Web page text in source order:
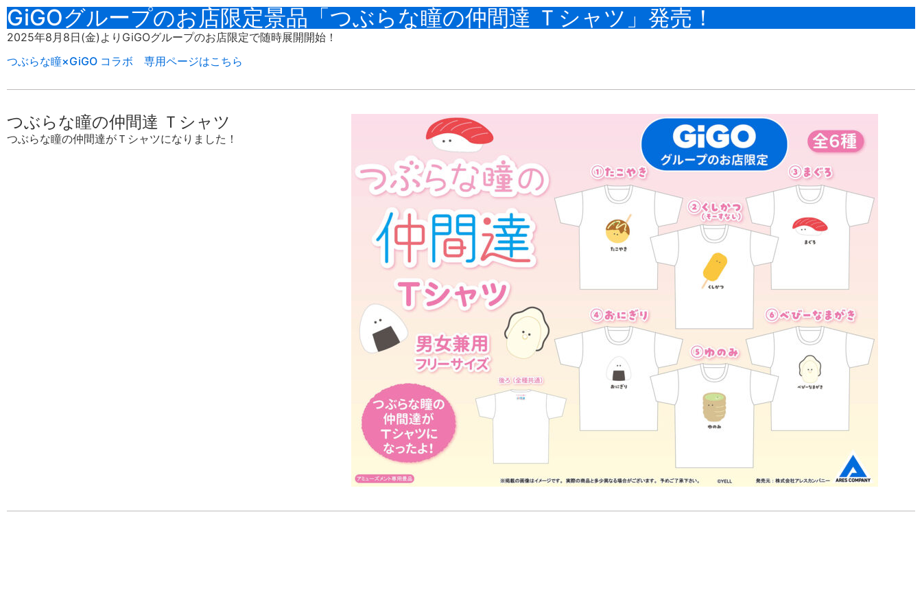
GiGOグループのお店限定景品「つぶらな瞳の仲間達 Ｔシャツ」発売！
2025年8月8日(金) より GiGOグループのお店限定で随時展開開始！
つぶらな瞳×GiGO コラボ 専用ページはこちら
つぶらな瞳の仲間達 Ｔシャツ
つぶらな瞳の仲間達がＴシャツになりました！